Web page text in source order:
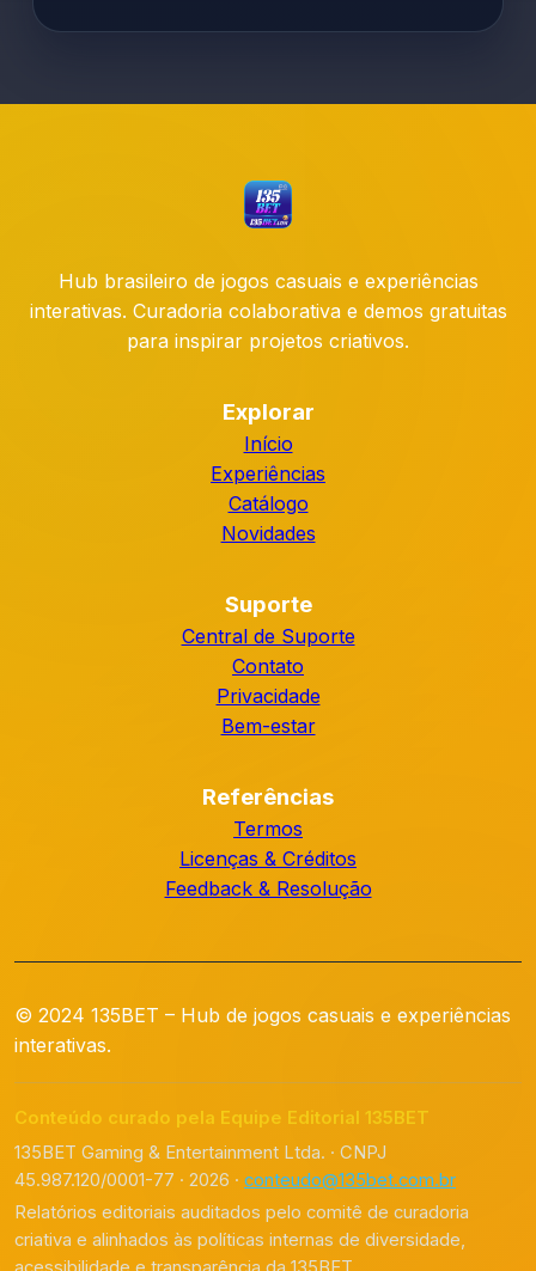
Hub brasileiro de jogos casuais e experiências
interativas. Curadoria colaborativa e demos gratuitas
para inspirar projetos criativos.
Explorar
Início
Experiências
Catálogo
Novidades
Suporte
Central de Suporte
Contato
Privacidade
Bem-estar
Referências
Termos
Licenças & Créditos
Feedback & Resolução
© 2024 135BET – Hub de jogos casuais e experiências
interativas.
Conteúdo curado pela Equipe Editorial 135BET
135BET Gaming & Entertainment Ltda. · CNPJ
45.987.120/0001-77 · 2026 · conteudo@135bet.com.br
Relatórios editoriais auditados pelo comitê de curadoria
criativa e alinhados às políticas internas de diversidade,